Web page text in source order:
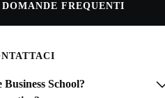
FREQUENTI
Business School?